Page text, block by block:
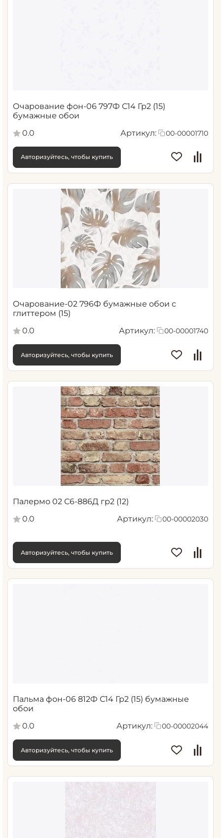
Очарование фон-06 797Ф С14 Гр2 (15)
бумажные обои
0.0
Артикул: 00-00001710
Авторизуйтесь, чтобы купить
Очарование-02 796Ф бумажные обои с
глиттером (15)
0.0
Артикул: 00-00001740
Авторизуйтесь, чтобы купить
Палермо 02 С6-886Д гр2 (12)
0.0
Артикул: 00-00002030
Авторизуйтесь, чтобы купить
Пальма фон-06 812Ф С14 Гр2 (15) бумажные
обои
0.0
Артикул: 00-00002044
Авторизуйтесь, чтобы купить